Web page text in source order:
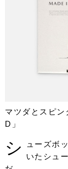
マツダとスピ
D」
シ
ューズボ
いたシュ